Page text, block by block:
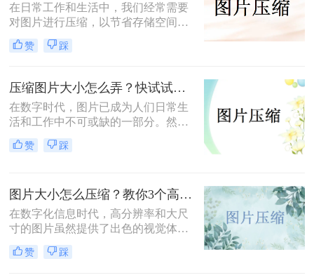
在日常工作和生活中，我们经常需要
对图片进行压缩，以节省存储空间或
加快图片上传速度。那么怎么在电脑
上压缩图片呢？本文将介绍三种在电
赞 踩
压缩图片大小怎么弄？快试试这3个压缩方法！
在数字时代，图片已成为人们日常生
活和工作中不可或缺的一部分。然
而，有时我们遇到的图片文件过大，
不仅占用存储空间，还影响上传和分
方法，帮助用户轻松解决图片大小问
题。
赞 踩
图片大小怎么压缩？教你3个高效压缩方法！
在数字化信息时代，高分辨率和大尺
寸的图片虽然提供了出色的视觉体
验，但也带来了存储空间占用过多、
网页加载速度慢以及文件传输效率低
赞 踩